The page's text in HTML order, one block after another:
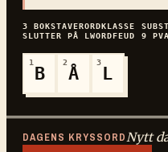
3 BOKSTAVERORDKLASSE
SLUTTER PÅ LWORDFEUD 9 P
1
B
2
Å
3
L
DAGENS KRYSSORDNytt